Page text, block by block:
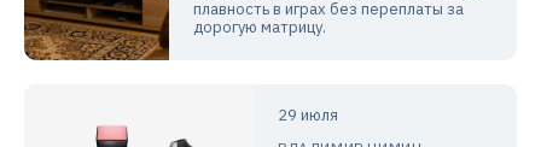
плавность в играх без переплаты за
дорогую матрицу.
29 июля